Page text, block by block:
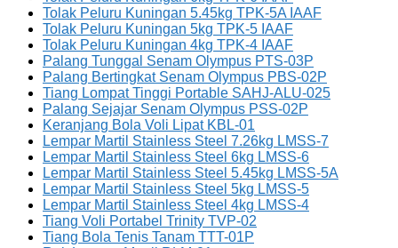
Tolak Peluru Kuningan 5.45kg TPK-5A IAAF
Tolak Peluru Kuningan 5kg TPK-5 IAAF
Tolak Peluru Kuningan 4kg TPK-4 IAAF
Palang Tunggal Senam Olympus PTS-03P
Palang Bertingkat Senam Olympus PBS-02P
Tiang Lompat Tinggi Portable SAHJ-ALU-025
Palang Sejajar Senam Olympus PSS-02P
Keranjang Bola Voli Lipat KBL-01
Lempar Martil Stainless Steel 7.26kg LMSS-7
Lempar Martil Stainless Steel 6kg LMSS-6
Lempar Martil Stainless Steel 5.45kg LMSS-5A
Lempar Martil Stainless Steel 5kg LMSS-5
Lempar Martil Stainless Steel 4kg LMSS-4
Tiang Voli Portabel Trinity TVP-02
Tiang Bola Tenis Tanam TTT-01P